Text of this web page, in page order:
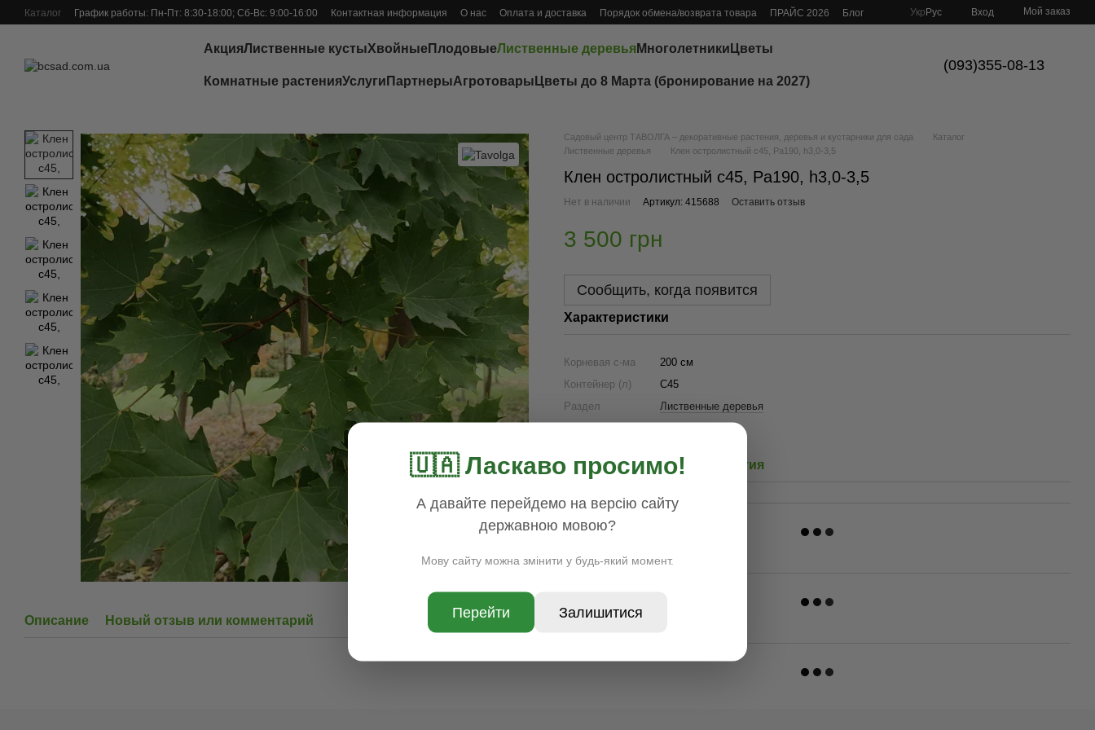
Перейти к основному контенту
Каталог График работы: Пн-Пт: 8:30-18:00; Сб-Вс: 9:00-16:00 Контактная информация О нас Оплата и доставка Порядок обмена/возврата товара ПРАЙС 2026
Блог
Укр Рус Вход Мой заказ
АкцияЛиственные кустыХвойныеПлодовыеЛиственные деревья Многолетники Цветы
Комнатные растенияУслуги ПартнерыАгротовары Цветы до 8 Марта (бронирование на 2027)
(093)355-08-13
Описание Новый отзыв или комментарий
Садовый центр ТАВОЛГА – декоративные растения, деревья и кустарники для сада
Каталог
Лиственные деревья
Клен остролистный с45, Pa190, h3,0-3,5
Клен остролистный с45, Pa190, h3,0-3,5
Нет в наличии Артикул: 415688 Оставить отзыв
3 500 грн
Сообщить, когда появится
Характеристики
Корневая с-ма
200 см
Контейнер (л)
C45
Раздел
Лиственные деревья
Доставка Оплата Гарантия
🇺🇦 Ласкаво просимо!
А давайте перейдемо на версію сайту
державною мовою?
Мову сайту можна змінити у будь-який момент.
Перейти Залишитися